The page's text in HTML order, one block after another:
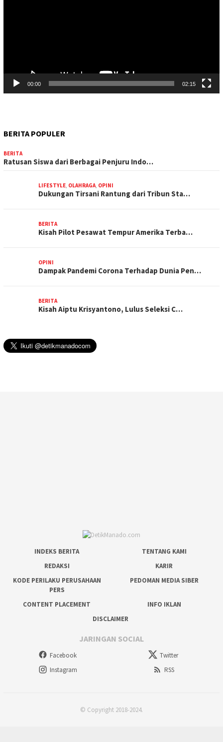
00:00 02:15
BERITA POPULER
BERITA
Ratusan Siswa dari Berbagai Penjuru Indo…
LIFESTYLE, OLAHRAGA, OPINI
Dukungan Tirsani Rantung dari Tribun Sta…
BERITA
Kisah Pilot Pesawat Tempur Amerika Terba…
OPINI
Dampak Pandemi Corona Terhadap Dunia Pen…
BERITA
Kisah Aiptu Krisyantono, Lulus Seleksi C…
INDEKS BERITA
TENTANG KAMI
REDAKSI
KARIR
KODE PERILAKU PERUSAHAAN
PERS
PEDOMAN MEDIA SIBER
CONTENT PLACEMENT
INFO IKLAN
DISCLAIMER
JARINGAN SOCIAL
Facebook
Twitter
Instagram
RSS
© Copyright 2018-2024.